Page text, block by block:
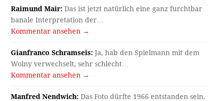
Raimund Mair: Das ist jetzt natürlich eine ganz furchtbar
banale Interpretation der…
Kommentar ansehen →
Gianfranco Schramseis: Ja, hab den Spielmann mit dem
Wolny verwechselt, sehr schlecht…
Kommentar ansehen →
Manfred Nendwich: Das Foto dürfte 1966 entstanden sein.